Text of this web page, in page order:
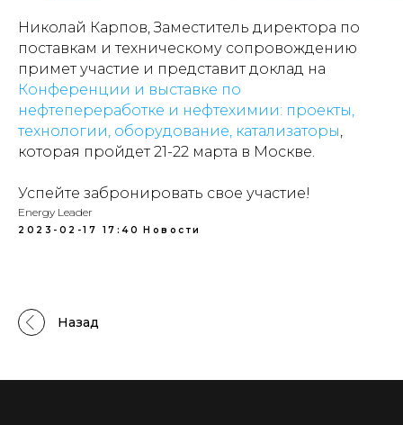
Николай Карпов, Заместитель директора по
поставкам и техническому сопровождению
примет участие и представит доклад на
Конференции и выставке по
нефтепереработке и нефтехимии: проекты,
технологии, оборудование, катализаторы
которая пройдет 21-22 марта в Москве.
Успейте забронировать свое участие!
Energy Leader
2023-02-17 17:40 Новости
Назад